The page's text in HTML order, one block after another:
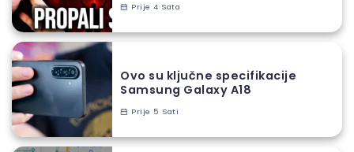
Prije 4 Sata
Ovo su ključne specifikacije
Samsung Galaxy A18
Prije 5 Sati